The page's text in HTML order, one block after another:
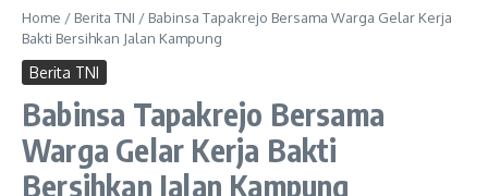
Home / Berita TNI / Babinsa Tapakrejo Bersama Warga Gelar Kerja
Bakti Bersihkan Jalan Kampung
Berita TNI
Babinsa Tapakrejo Bersama
Warga Gelar Kerja Bakti
Bersihkan Jalan Kampung